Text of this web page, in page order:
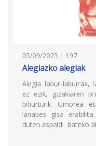
05/09/2025 | 197
Alegiazko alegiak
Alegia labur-laburrak,
ez ezik, gizakiaren
bihurturik. Umorea
lanabes gisa
duten aspaldi bateko